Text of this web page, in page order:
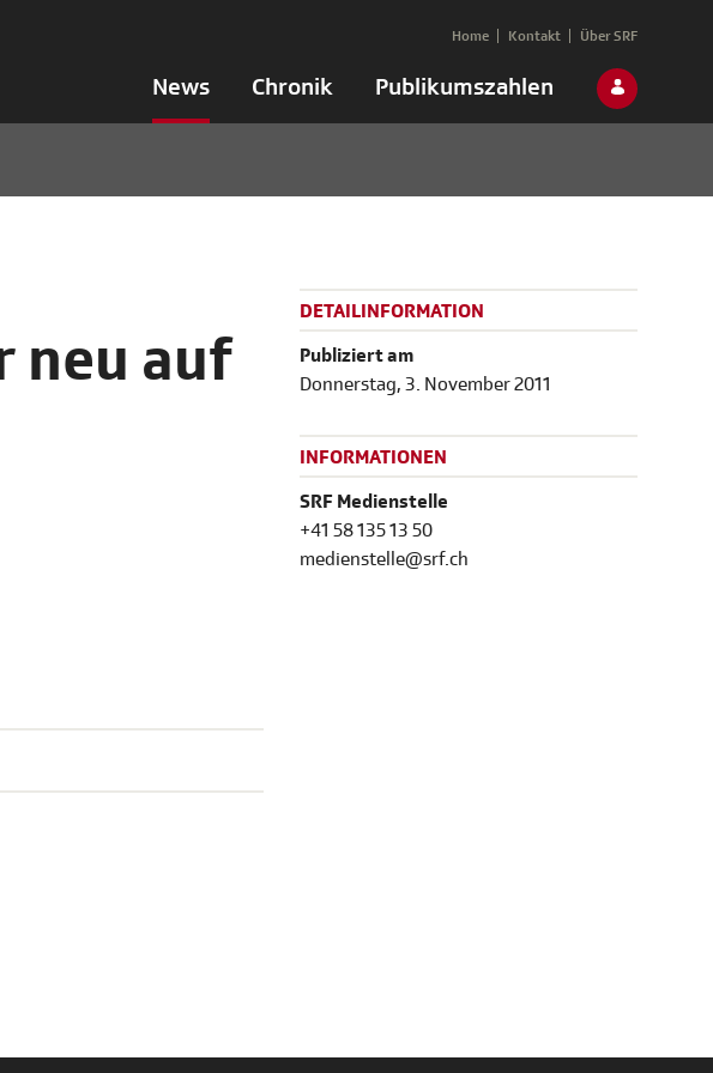
News Chronik Publikumszahlen
Home Kontakt Über SRF
neu auf
DETAILINFORMATION
Publiziert am
Donnerstag, 3. November 2011
INFORMATIONEN
SRF Medienstelle
+41 58 135 13 50
medienstelle@srf.ch